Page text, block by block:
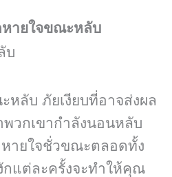
หายใจขณะหลับ
หลับ ภัยเงียบที่อาจส่งผล
วกเขากำลังนอนหลับ
ายใจชั่วขณะตลอดทั้ง
แต่ละครั้งจะทำให้คุณ